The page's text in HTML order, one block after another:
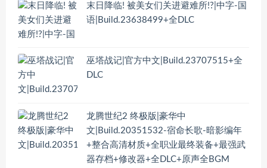
末日降临! 被美女们关进避难所!?|中字-国
语|Build.23638499+全DLC
巫塔战记|官方中文|Build.23707515+全
DLC
龙腾世纪2 终极版|豪华中
文|Build.20351532-宿命长歌-暗影编年
+整合高清材质+全职业最终装备+最强武
器存档+修改器+全DLC+原声全BGM